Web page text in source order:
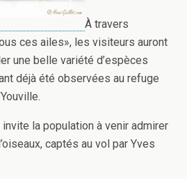
À travers
ces ailes», les visiteurs auront
une belle variété d’espèces
déjà été observées au refuge
la population à venir admirer
captés au vol par Yves